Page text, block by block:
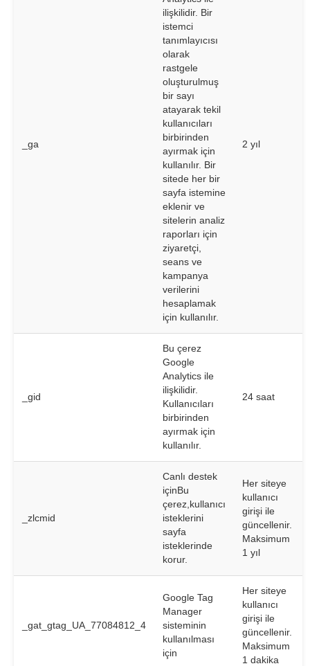
_ga
ilişkilidir. Bir
istemci
tanımlayıcısı
olarak
rastgele
oluşturulmuş
bir sayı
atayarak tekil
kullanıcıları
birbirinden
ayırmak için
kullanılır. Bir
sitede her bir
sayfa istemine
eklenir ve
sitelerin analiz
raporları için
ziyaretçi,
seans ve
kampanya
verilerini
hesaplamak
için kullanılır.
2 yıl
_gid
Bu çerez
Google
Analytics ile
ilişkilidir.
Kullanıcıları
birbirinden
ayırmak için
kullanılır.
24 saat
_zlcmid
Canlı destek
içinBu
çerez,kullanıcı
isteklerini
sayfa
isteklerinde
korur.
Her siteye
kullanıcı
girişi ile
güncellenir.
Maksimum
1 yıl
_gat_gtag_UA_77084812_4
Google Tag
Manager
sisteminin
kullanılması
için
Her siteye
kullanıcı
girişi ile
güncellenir.
Maksimum
1 dakika